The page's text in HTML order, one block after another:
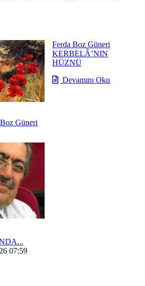
Ferda Boz Güneri
KERBELÂ’NIN
HÜZNÜ
Devamını Oku
Güneri
07:59